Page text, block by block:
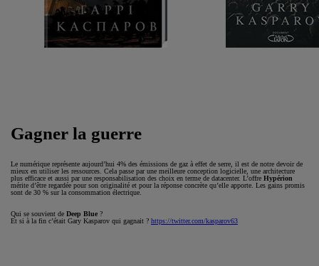
Gagner la guerre
Le numérique représente aujourd’hui 4% des émissions de gaz à effet de serre, il est de notre devoir de
mieux en utiliser les ressources. Cela passe par une meilleure conception logicielle, une architecture
plus efficace et aussi par une responsabilisation des choix en terme de datacenter. L’offre Hypérion
mérite d’être regardée pour son originalité et pour la réponse concrète qu’elle apporte. Les gains promis
sont de 30 % sur la consommation électrique.
Qui se souvient de Deep Blue ?
Et si à la fin c’était Gary Kasparov qui gagnait ? https://twitter.com/kasparov63